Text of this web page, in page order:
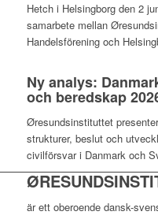
Hetch i Helsingborg den 2
samarbete mellan
Handelsförening och
Ny analys:
och beredskap
Øresundsinstituttet
strukturer, beslut och
civilförsvar i Danmark och
är ett oberoende dansk-